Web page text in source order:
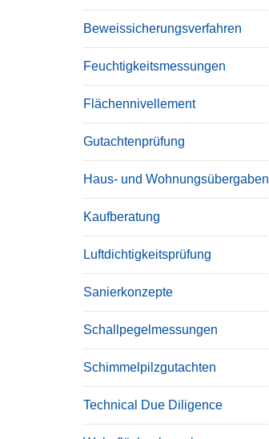
Beweissicherungsverfahren
Feuchtigkeitsmessungen
Flächennivellement
Gutachtenprüfung
Haus- und Wohnungsübergaben
Kaufberatung
Luftdichtigkeitsprüfung
Sanierkonzepte
Schallpegelmessungen
Schimmelpilzgutachten
Technical Due Diligence